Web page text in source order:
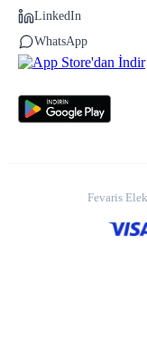
LinkedIn
WhatsApp
Fevaris